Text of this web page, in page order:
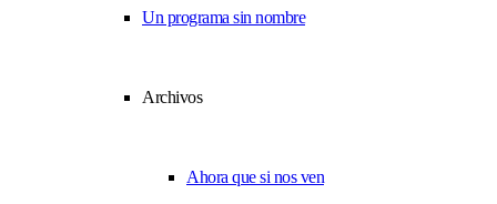
Un programa sin nombre
Archivos
Ahora que si nos ven